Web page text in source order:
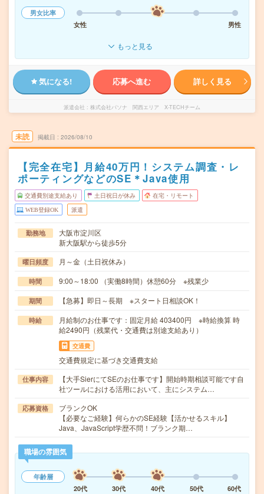
男女比率
女性
男性
もっと見る
気になる! 応募へ進む 詳しく見る
派遣会社 株式会社パソナ 関西エリア X-TECHチーム
未読 掲載日 2026/08/10
【完全在宅】月給40万円！システム調査・レ
ポーティングなどのSE＊Java使用
交通費別途支給あり 土日祝日が休み 在宅・リモート
WEB登録OK 派遣
勤務地
大阪市淀川区
新大阪駅から徒歩5分
曜日頻度 月～金（土日祝休み）
時間 9:00～18:00 （実働8時間）休憩60分 ※残業少
期間 【急募】即日～長期 ※スタート日相談OK！
時給
月給制のお仕事です：固定月給 403400円 ※時給換算 時
給2490円（残業代・交通費は別途支給あり）
交通費
交通費規定に基づき交通費支給
仕事内容
【大手SierにてSEのお仕事です】開始時期相談可能です自
社ツールにおける活用において、主にシステム…
応募資格
ブランクOK
【必要なご経験】何らかのSE経験【活かせるスキル】
Java、JavaScript学歴不問！ブランク期…
職場の雰囲気
年齢層
20代
30代 40代 50代
60代